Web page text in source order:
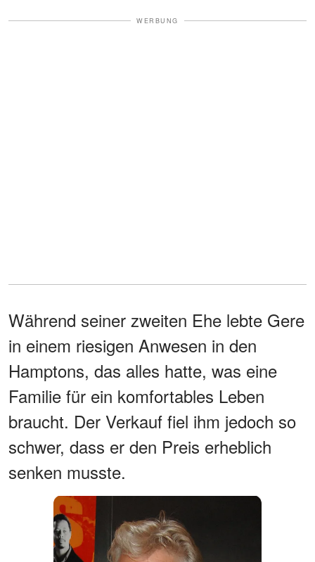
WERBUNG
Während seiner zweiten Ehe lebte Gere
in einem riesigen Anwesen in den
Hamptons, das alles hatte, was eine
Familie für ein komfortables Leben
braucht. Der Verkauf fiel ihm jedoch so
schwer, dass er den Preis erheblich
senken musste.